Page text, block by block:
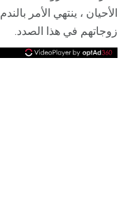
الأحيان ، ينتهي الأمر
زوجاتهم في هذا الصدد.